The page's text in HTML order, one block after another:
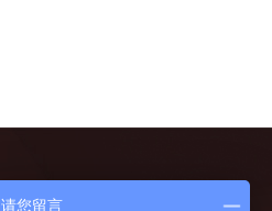
请您留言